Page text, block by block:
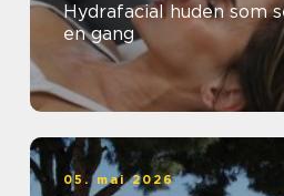
Hydrafacial huden som ser frisk ut med
en gang
05. mai 2026